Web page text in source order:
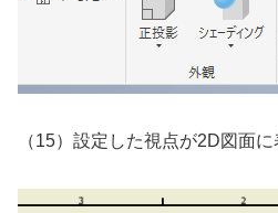
（15）設定した視点が2D図面に